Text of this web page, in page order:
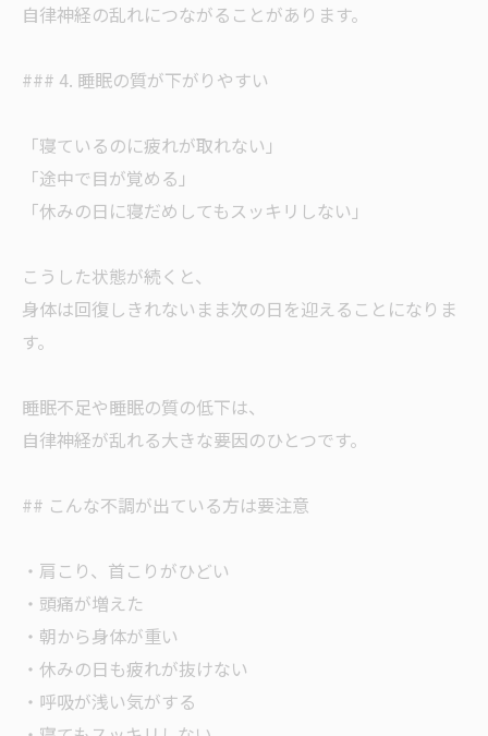
自律神経の乱れにつながることがあります。
### 4. 睡眠の質が下がりやすい
「寝ているのに疲れが取れない」
「途中で目が覚める」
「休みの日に寝だめしてもスッキリしない」
こうした状態が続くと、
身体は回復しきれないまま次の日を迎えることになりま
す。
睡眠不足や睡眠の質の低下は、
自律神経が乱れる大きな要因のひとつです。
## こんな不調が出ている方は要注意
・肩こり、首こりがひどい
・頭痛が増えた
・朝から身体が重い
・休みの日も疲れが抜けない
・呼吸が浅い気がする